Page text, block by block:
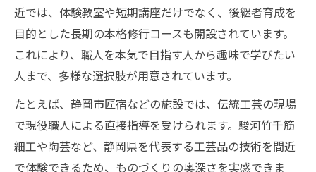
近では、体験教室や短期講座だけでなく、後継者育成を
目的とした長期の本格修行コースも開設されています。
これにより、職人を本気で目指す人から趣味で学びたい
人まで、多様な選択肢が用意されています。
たとえば、静岡市匠宿などの施設では、伝統工芸の現場
で現役職人による直接指導を受けられます。駿河竹千筋
細工や陶芸など、静岡県を代表する工芸品の技術を間近
で体験できるため、ものづくりの奥深さを実感できま